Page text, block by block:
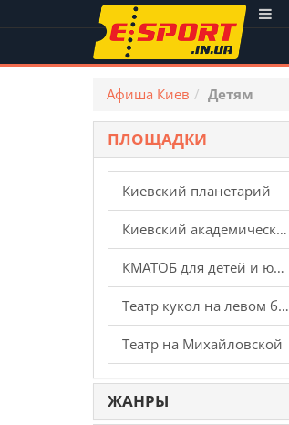
Афиша Киев Детям
ПЛОЩАДКИ
Киевский планетарий
Киевский академический театр кукол
КМАТОБ для детей и юношества
Театр кукол на левом берегу Днепра
Театр на Михайловской
ЖАНРЫ